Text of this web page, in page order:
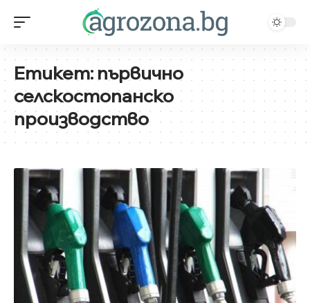
Етикет:първично
селскостопанско
производство